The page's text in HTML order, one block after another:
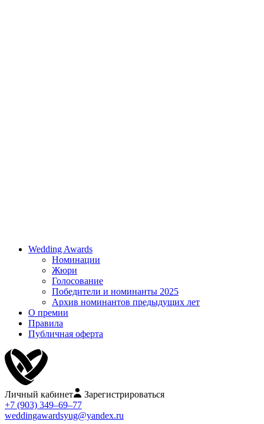
Wedding Awards
Номинации
Жюри
Голосование
Победители и номинанты 2025
Архив номинантов предыдущих лет
О премии
Правила
Публичная оферта
Личный кабинет
Зарегистрироваться
+7 (903) 349–69–77
weddingawardsyug@yandex.ru